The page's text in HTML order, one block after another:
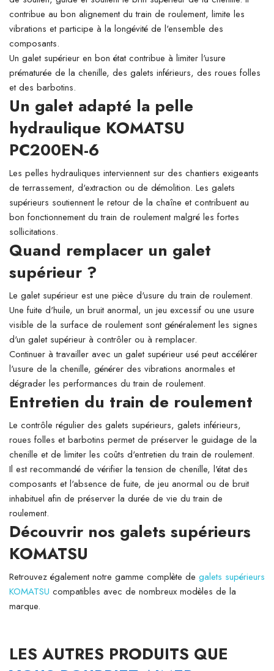
contribue au bon alignement du train de roulement, limite les
vibrations et participe à la longévité de l'ensemble des
composants.
Un galet supérieur en bon état contribue à limiter l'usure
prématurée de la chenille, des galets inférieurs, des roues folles
et des barbotins.
Un galet adapté la pelle
hydraulique KOMATSU
PC200EN-6
Les pelles hydrauliques interviennent sur des chantiers exigeants
de terrassement, d'extraction ou de démolition. Les galets
supérieurs soutiennent le retour de la chaîne et contribuent au
bon fonctionnement du train de roulement malgré les fortes
sollicitations.
Quand remplacer un galet
supérieur ?
Le galet supérieur est une pièce d'usure du train de roulement.
Une fuite d'huile, un bruit anormal, un jeu excessif ou une usure
visible de la surface de roulement sont généralement les signes
d'un galet supérieur à contrôler ou à remplacer.
Continuer à travailler avec un galet supérieur usé peut accélérer
l'usure de la chenille, générer des vibrations anormales et
dégrader les performances du train de roulement.
Entretien du train de roulement
Le contrôle régulier des galets supérieurs, galets inférieurs,
roues folles et barbotins permet de préserver le guidage de la
chenille et de limiter les coûts d'entretien du train de roulement.
Il est recommandé de vérifier la tension de chenille, l'état des
composants et l'absence de fuite, de jeu anormal ou de bruit
inhabituel afin de préserver la durée de vie du train de
roulement.
Découvrir nos galets supérieurs
KOMATSU
Retrouvez également notre gamme complète de galets supérieurs
KOMATSU compatibles avec de nombreux modèles de la
marque.
LES AUTRES PRODUITS QUE